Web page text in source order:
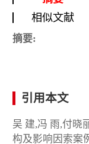
相似文献
摘要:
引用本文
吴 建,冯 雨,付晓
构及影响因索案